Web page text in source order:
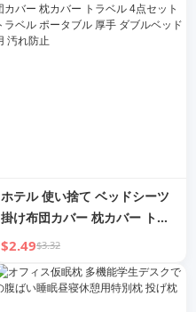
ホテル 使い捨て ベッドシーツ
掛け布団カバー 枕カバー トラ
ベル 4点セット トラベル ポー
タブル 厚手 ダブルベッド用 汚
れ防止
$2.49$3.32